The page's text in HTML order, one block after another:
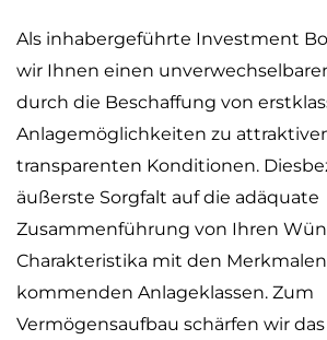
Als inhabergeführte Investment
wir Ihnen einen
durch die Beschaffung von
Anlagemöglichkeiten zu
transparenten Konditionen.
äußerste Sorgfalt auf die adäquate
Zusammenführung von Ihren
Charakteristika mit den
kommenden Anlageklassen. Zum
Vermögensaufbau schärfen wir